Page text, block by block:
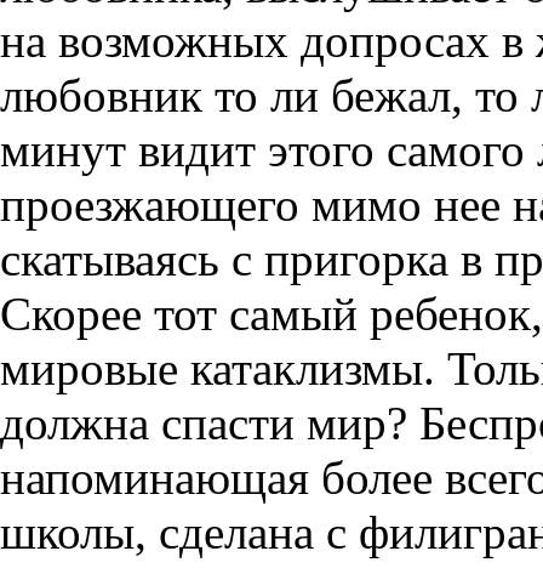
на возможных допросах
любовник то ли бежал, то
минут видит этого
проезжающего мимо нее
скатываясь с пригорка в
Скорее тот самый
мировые катаклизмы.
должна спасти мир?
напоминающая более
школы, сделана с